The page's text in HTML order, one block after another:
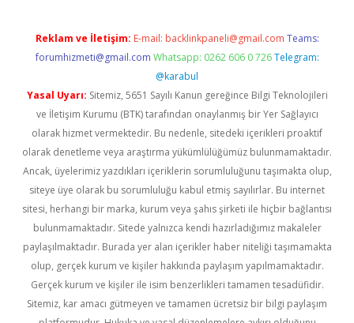
Reklam ve İletişim: E-mail: backlinkpaneli@gmail.com Teams:
forumhizmeti@gmail.com Whatsapp: 0262 606 0 726 Telegram:
@karabul
Yasal Uyarı: Sitemiz, 5651 Sayılı Kanun gereğince Bilgi Teknolojileri
ve İletişim Kurumu (BTK) tarafından onaylanmış bir Yer Sağlayıcı
olarak hizmet vermektedir. Bu nedenle, sitedeki içerikleri proaktif
olarak denetleme veya araştırma yükümlülüğümüz bulunmamaktadır.
Ancak, üyelerimiz yazdıkları içeriklerin sorumluluğunu taşımakta olup,
siteye üye olarak bu sorumluluğu kabul etmiş sayılırlar. Bu internet
sitesi, herhangi bir marka, kurum veya şahıs şirketi ile hiçbir bağlantısı
bulunmamaktadır. Sitede yalnızca kendi hazırladığımız makaleler
paylaşılmaktadır. Burada yer alan içerikler haber niteliği taşımamakta
olup, gerçek kurum ve kişiler hakkında paylaşım yapılmamaktadır.
Gerçek kurum ve kişiler ile isim benzerlikleri tamamen tesadüfidir.
Sitemiz, kar amacı gütmeyen ve tamamen ücretsiz bir bilgi paylaşım